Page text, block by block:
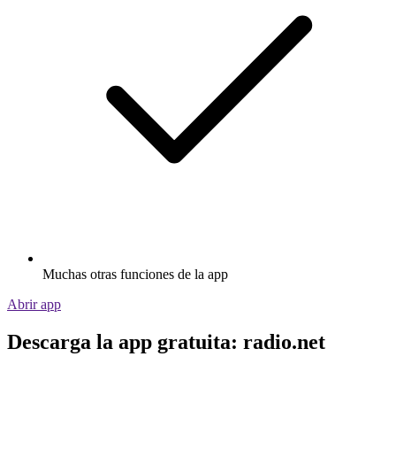
Muchas otras funciones de la app
Abrir app
Descarga la app gratuita: radio.net